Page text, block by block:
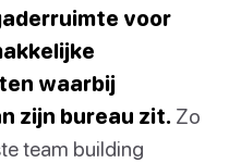
voor
waarbij
zijn bureau zit. Zo
team building